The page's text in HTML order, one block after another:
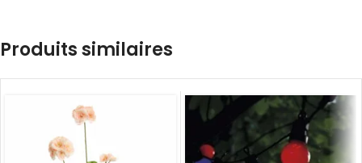
Produits similaires